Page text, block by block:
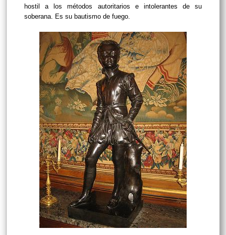
hostil a los métodos autoritarios e intolerantes de su
soberana. Es su bautismo de fuego.